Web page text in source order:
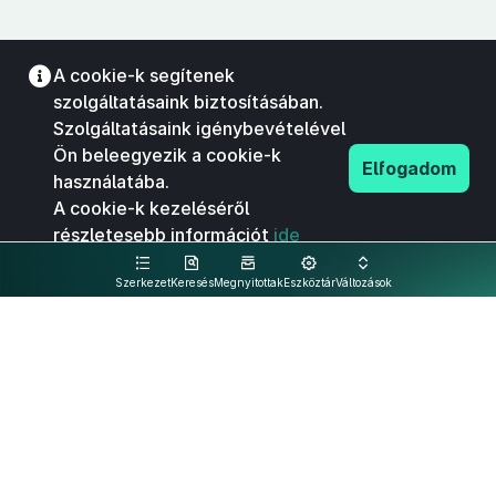
SzerkezetKeresésMegnyitottakEszköztárVáltozások
A cookie-k segítenek
szolgáltatásaink biztosításában.
Szolgáltatásaink igénybevételével
Ön beleegyezik a cookie-k
használatába.
A cookie-k kezeléséről
részletesebb információt ide
kattintva olvashat.
Elfogadom